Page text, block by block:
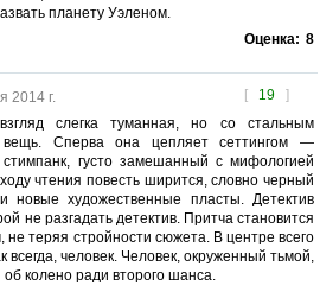
планету Уэленом.
Оценка: 8
[ 19 ]
2014 г.
слегка туманная, но со стальным
вещь. Сперва она цепляет сеттингом —
стимпанк, густо замешанный с мифологией
чтения повесть ширится, словно черный
новые художественные пласты. Детектив
не разгадать детектив. Притча становится
не теряя стройности сюжета. В центре всего
всегда, человек. Человек, окруженный тьмой,
колено ради второго шанса.